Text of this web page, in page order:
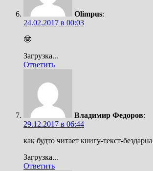
Olimpus:
24.02.2017 в 00:03
🤓
Загрузка...
Ответить
Владимир Федоров:
29.12.2017 в 06:44
как будто читает книгу-текст-
Загрузка...
Ответить